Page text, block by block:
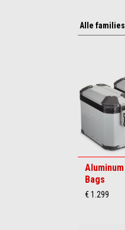
Bags
€ 1.299